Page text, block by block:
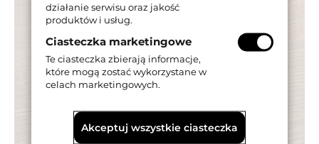
działanie serwisu oraz jakość
produktów i usług.
Ciasteczka marketingowe
Te ciasteczka zbierają informacje,
które mogą zostać wykorzystane w
celach marketingowych.
Akceptuj wszystkie ciasteczka